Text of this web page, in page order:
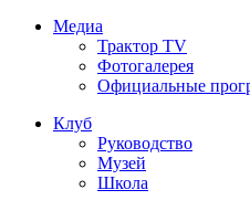
Медиа
Трактор TV
Фотогалерея
Официальные
Клуб
Руководство
Музей
Школа